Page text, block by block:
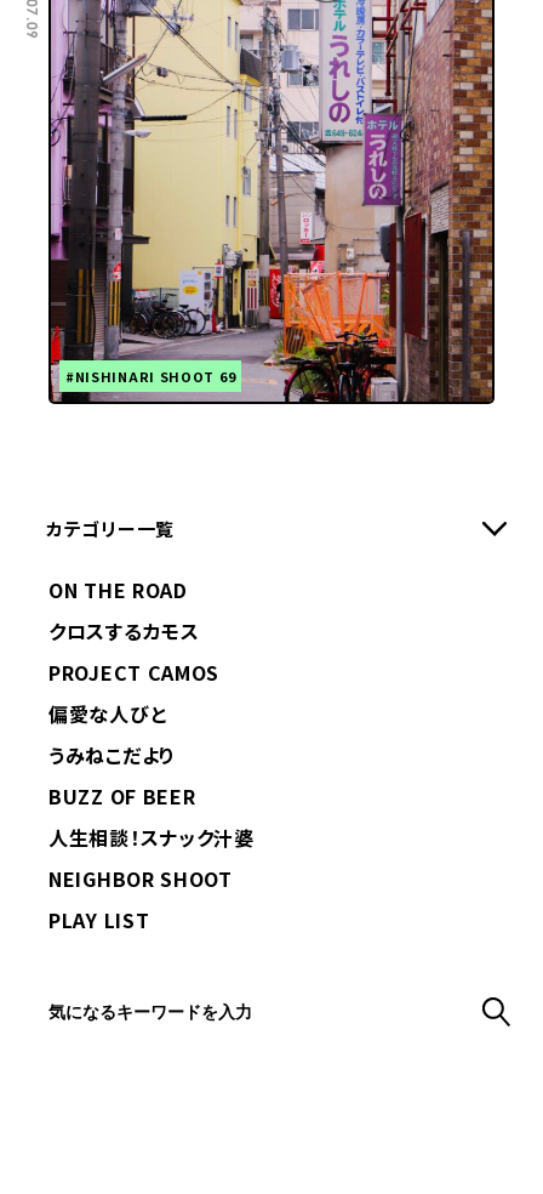
#NISHINARI SHOOT 69
カテゴリー一覧
ON THE ROAD
クロスするカモス
PROJECT CAMOS
偏愛な人びと
うみねこだより
BUZZ OF BEER
人生相談！スナック汁婆
NEIGHBOR SHOOT
PLAY LIST